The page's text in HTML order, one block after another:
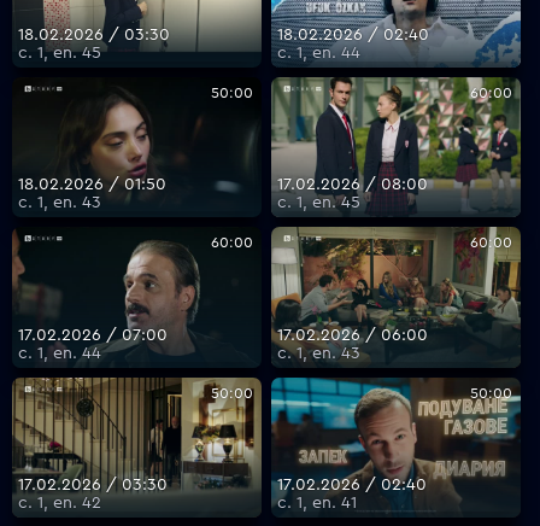
18.02.2026 / 03:30
с. 1, еп. 45
18.02.2026 / 02:40
с. 1, еп. 44
50:00
18.02.2026 / 01:50
с. 1, еп. 43
60:00
17.02.2026 / 08:00
с. 1, еп. 45
60:00
17.02.2026 / 07:00
с. 1, еп. 44
60:00
17.02.2026 / 06:00
с. 1, еп. 43
50:00
17.02.2026 / 03:30
с. 1, еп. 42
50:00
17.02.2026 / 02:40
с. 1, еп. 41